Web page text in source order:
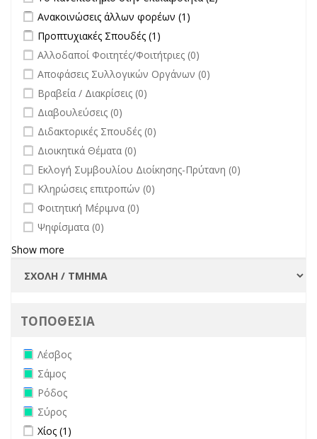
Apply Ανακοινώσεις άλλων φορέων filter
Ανακοινώσεις άλλων φορέων (1)
Apply Προπτυχιακές Σπουδές filter
Προπτυχιακές Σπουδές (1)
undefined
Αλλοδαποί Φοιτητές/Φοιτήτριες (0)
undefined
Αποφάσεις Συλλογικών Οργάνων (0)
undefined
Βραβεία / Διακρίσεις (0)
undefined
Διαβουλεύσεις (0)
undefined
Διδακτορικές Σπουδές (0)
undefined
Διοικητικά Θέματα (0)
undefined
Εκλογή Συμβουλίου Διοίκησης-Πρύτανη (0)
undefined
Κληρώσεις επιτροπών (0)
undefined
Φοιτητική Μέριμνα (0)
undefined
Ψηφίσματα (0)
Show more
ΤΟΠΟΘΕΣΙΑ
Remove Λέσβος filter
Λέσβος
Remove Σάμος filter
Σάμος
Remove Ρόδος filter
Ρόδος
Remove Σύρος filter
Σύρος
Apply Χίος filter
Χίος (1)